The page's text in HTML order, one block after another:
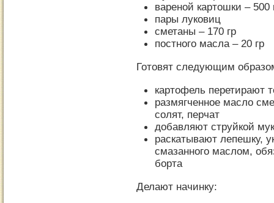
вареной картошки – 500
пары луковиц
сметаны – 170 гр
постного масла – 20 гр
Готовят следующим
картофель перетирают
размягченное масло
солят, перчат
добавляют струйкой
раскатывают лепешку,
смазанного маслом,
борта
Делают начинку: